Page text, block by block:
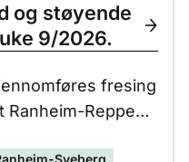
og støyende
9/2026.
fresing
Ranheim-Reppe
Sveberg